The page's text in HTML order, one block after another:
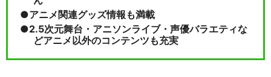
アニメ関連グッズ情報も満載
2.5次元舞台・アニソンライブ・声優バラエティな
どアニメ以外のコンテンツも充実